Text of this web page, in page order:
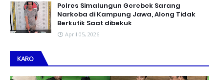
Polres Simalungun Gerebek Sarang
Narkoba di Kampung Jawa, Along Tidak
Berkutik Saat dibekuk
April 05, 2026
KARO